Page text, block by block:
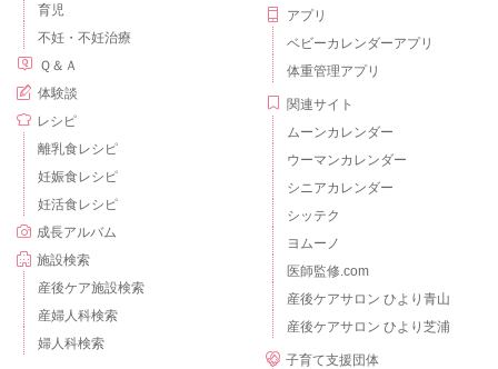
育児
不妊・不妊治療
Ｑ＆Ａ
体験談
レシピ
離乳食レシピ
妊娠食レシピ
妊活食レシピ
成長アルバム
施設検索
産後ケア施設検索
産婦人科検索
婦人科検索
アプリ
ベビーカレンダーアプリ
体重管理アプリ
関連サイト
ムーンカレンダー
ウーマンカレンダー
シニアカレンダー
シッテク
ヨムーノ
医師監修.com
産後ケアサロン ひより青山
産後ケアサロン ひより芝浦
子育て支援団体